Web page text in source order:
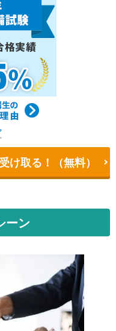
け取る！（無料）
ーン